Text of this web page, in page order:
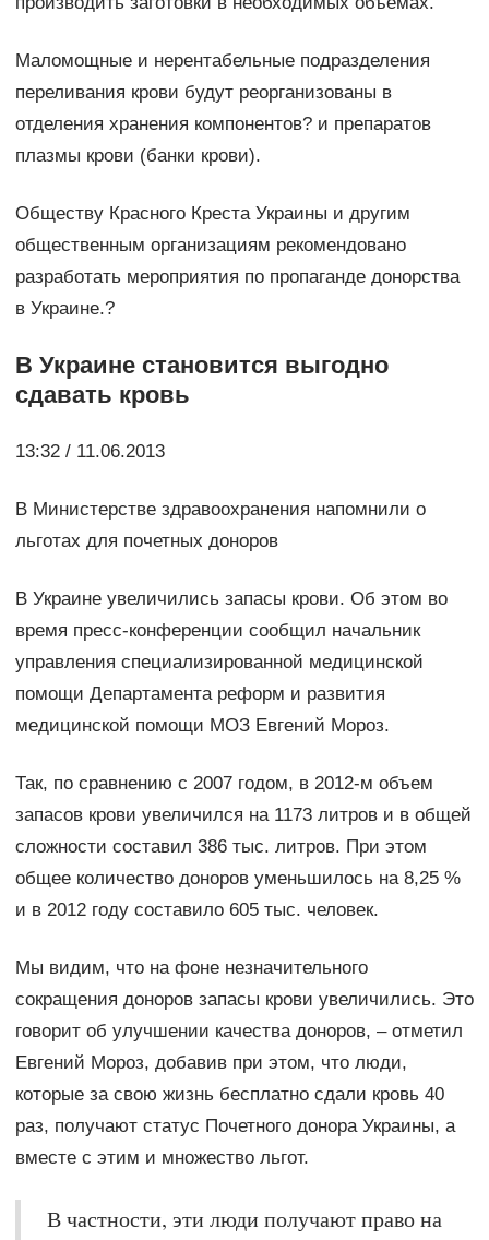
Маломощные и нерентабельные подразделения
переливания крови будут реорганизованы в
отделения хранения компонентов? и препаратов
плазмы крови (банки крови).
Обществу Красного Креста Украины и другим
общественным организациям рекомендовано
разработать мероприятия по пропаганде донорства
в Украине.?
В Украине становится выгодно
сдавать кровь
13:32 / 11.06.2013
В Министерстве здравоохранения напомнили о
льготах для почетных доноров
В Украине увеличились запасы крови. Об этом во
время пресс-конференции сообщил начальник
управления специализированной медицинской
помощи Департамента реформ и развития
медицинской помощи МОЗ Евгений Мороз.
Так, по сравнению с 2007 годом, в 2012-м объем
запасов крови увеличился на 1173 литров и в общей
сложности составил 386 тыс. литров. При этом
общее количество доноров уменьшилось на 8,25 %
и в 2012 году составило 605 тыс. человек.
Мы видим, что на фоне незначительного
сокращения доноров запасы крови увеличились. Это
говорит об улучшении качества доноров, – отметил
Евгений Мороз, добавив при этом, что люди,
которые за свою жизнь бесплатно сдали кровь 40
раз, получают статус Почетного донора Украины, а
вместе с этим и множество льгот.
В частности, эти люди получают право на